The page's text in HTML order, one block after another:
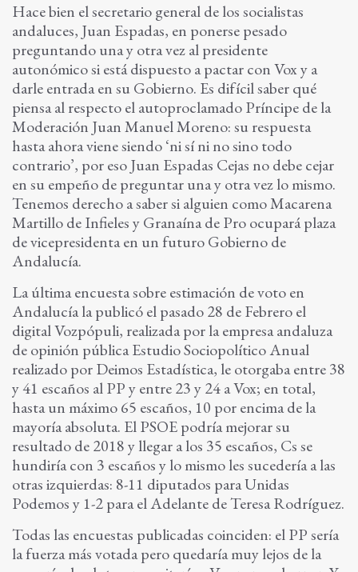
Hace bien el secretario general de los socialistas
andaluces, Juan Espadas, en ponerse pesado
preguntando una y otra vez al presidente
autonómico si está dispuesto a pactar con Vox y a
darle entrada en su Gobierno. Es difícil saber qué
piensa al respecto el autoproclamado Príncipe de la
Moderación Juan Manuel Moreno: su respuesta
hasta ahora viene siendo ‘ni sí ni no sino todo
contrario’, por eso Juan Espadas Cejas no debe cejar
en su empeño de preguntar una y otra vez lo mismo.
Tenemos derecho a saber si alguien como Macarena
Martillo de Infieles y Granaína de Pro ocupará plaza
de vicepresidenta en un futuro Gobierno de
Andalucía.
La última encuesta sobre estimación de voto en
Andalucía la publicó el pasado 28 de Febrero el
digital Vozpópuli, realizada por la empresa andaluza
de opinión pública Estudio Sociopolítico Anual
realizado por Deimos Estadística, le otorgaba entre 38
y 41 escaños al PP y entre 23 y 24 a Vox; en total,
hasta un máximo 65 escaños, 10 por encima de la
mayoría absoluta. El PSOE podría mejorar su
resultado de 2018 y llegar a los 35 escaños, Cs se
hundiría con 3 escaños y lo mismo les sucedería a las
otras izquierdas: 8-11 diputados para Unidas
Podemos y 1-2 para el Adelante de Teresa Rodríguez.
Todas las encuestas publicadas coinciden: el PP sería
la fuerza más votada pero quedaría muy lejos de la